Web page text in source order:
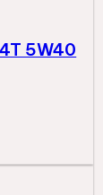
4T 5W40